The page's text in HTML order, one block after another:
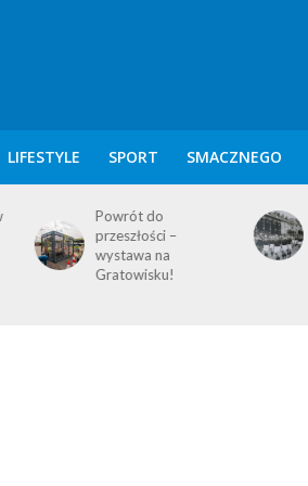
LIFESTYLE SPORT SMACZNEGO
KALENDARIUM
POZNAŃSKIE – 8
SIERPNIA